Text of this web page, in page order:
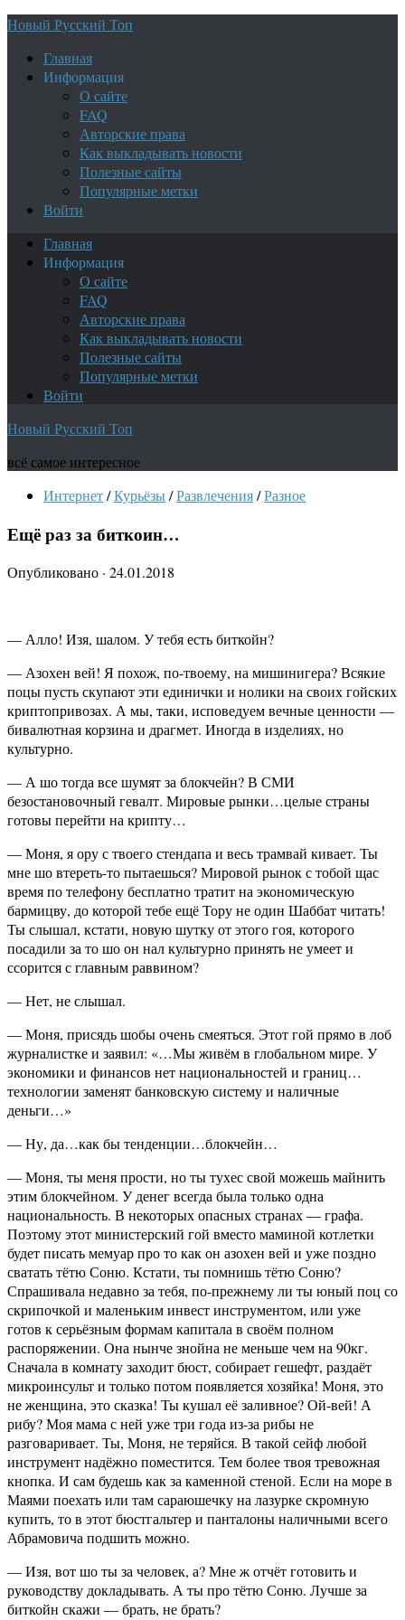
Новый Русский Топ
Главная
Информация
О сайте
FAQ
Авторские права
Как выкладывать новости
Полезные сайты
Популярные метки
Войти
Главная
Информация
О сайте
FAQ
Авторские права
Как выкладывать новости
Полезные сайты
Популярные метки
Войти
Новый Русский Топ
всё самое интересное
Интернет/Курьёзы/Развлечения/Разное
Ещё раз за биткоин…
Опубликовано · 24.01.2018
— Алло! Изя, шалом. У тебя есть биткойн?
— Азохен вей! Я похож, по-твоему, на мишинигера? Всякие
поцы пусть скупают эти единички и нолики на своих гойских
криптопривозах. А мы, таки, исповедуем вечные ценности —
бивалютная корзина и драгмет. Иногда в изделиях, но
культурно.
— А шо тогда все шумят за блокчейн? В СМИ
безостановочный гевалт. Мировые рынки…целые страны
готовы перейти на крипту…
— Моня, я ору с твоего стендапа и весь трамвай кивает. Ты
мне шо втереть-то пытаешься? Мировой рынок с тобой щас
время по телефону бесплатно тратит на экономическую
бармицву, до которой тебе ещё Тору не один Шаббат читать!
Ты слышал, кстати, новую шутку от этого гоя, которого
посадили за то шо он нал культурно принять не умеет и
ссорится с главным раввином?
— Нет, не слышал.
— Моня, присядь шобы очень смеяться. Этот гой прямо в лоб
журналистке и заявил: «…Мы живём в глобальном мире. У
экономики и финансов нет национальностей и границ…
технологии заменят банковскую систему и наличные
деньги…»
— Ну, да…как бы тенденции…блокчейн…
— Моня, ты меня прости, но ты тухес свой можешь майнить
этим блокчейном. У денег всегда была только одна
национальность. В некоторых опасных странах — графа.
Поэтому этот министерский гой вместо маминой котлетки
будет писать мемуар про то как он азохен вей и уже поздно
сватать тётю Соню. Кстати, ты помнишь тётю Соню?
Спрашивала недавно за тебя, по-прежнему ли ты юный поц со
скрипочкой и маленьким инвест инструментом, или уже
готов к серьёзным формам капитала в своём полном
распоряжении. Она нынче знойна не меньше чем на 90кг.
Сначала в комнату заходит бюст, собирает гешефт, раздаёт
микроинсульт и только потом появляется хозяйка! Моня, это
не женщина, это сказка! Ты кушал её заливное? Ой-вей! А
рибу? Моя мама с ней уже три года из-за рибы не
разговаривает. Ты, Моня, не теряйся. В такой сейф любой
инструмент надёжно поместится. Тем более твоя тревожная
кнопка. И сам будешь как за каменной стеной. Если на море в
Маями поехать или там сараюшечку на лазурке скромную
купить, то в этот бюстгальтер и панталоны наличными всего
Абрамовича подшить можно.
— Изя, вот шо ты за человек, а? Мне ж отчёт готовить и
руководству докладывать. А ты про тётю Соню. Лучше за
биткойн скажи — брать, не брать?